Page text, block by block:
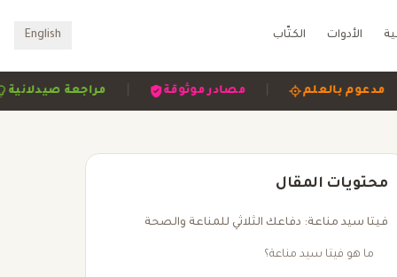
الأدوات الكتّاب English
مراجعة | مصادر موثوقة | مدعوم بالعلم |
محتويات المقال
فيتا سيد مناعة: دفاعك الثلاثي للمناعة والصحة
ما هو فيتا سيد مناعة؟